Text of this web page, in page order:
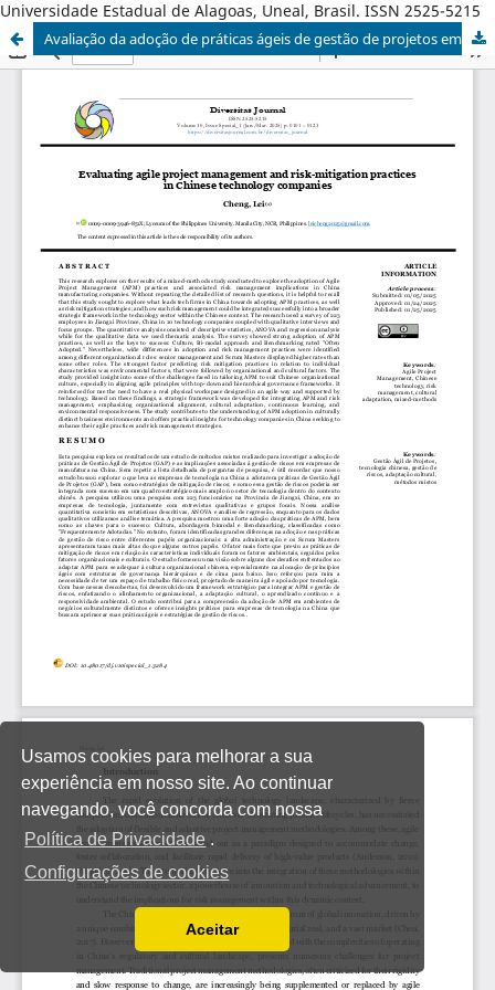
Usamos cookies para melhorar a sua
experiência em nosso site. Ao continuar
navegando, você concorda com nossa
Política de Privacidade .
Configurações de cookies
Ler a nossa Política de Privacidade
Você pode desabilitá-los alterando as
Aceitar
Universidade Estadual de Alagoas, Uneal, Brasil. ISSN 2525-5215
Avaliação da adoção de práticas ágeis de gestão de projetos em empresas de tecnologia chinesas: implicações na gestão de riscos